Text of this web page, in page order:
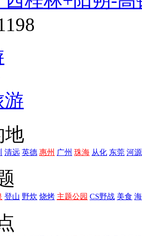
游
地
清远 英德 惠州 广州 珠海 从化 东莞 河源
登山 野炊 烧烤 主题公园 CS野战 美食